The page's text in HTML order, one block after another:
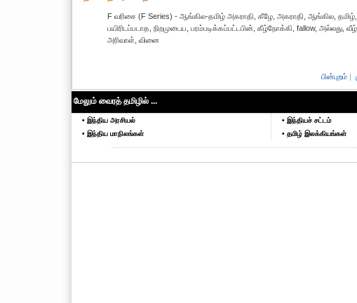
F வரிசை (F Series) - ஆங்கில-தமிழ் அகராதி, கீழே, அகராதி, ஆங்கில, தமிழ்,
பயிரிடப்படாத, நிறமுடைய, பரம்படிக்கப்பட்டபின், கீழ்நோக்கி, fallow, அல்லது,
அரிவாள், வினை
பின்புறம் |
மேலும் வைரத் தமிழில் ...
• இந்திய அரசியல்
• இந்திய மாநிலங்கள்
• இந்தியச் சட்டம்
• தமிழ் இலக்கியங்கள்